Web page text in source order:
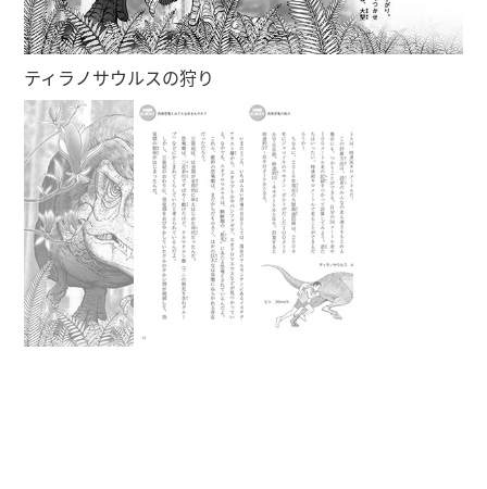
ティラノサウルスの狩り